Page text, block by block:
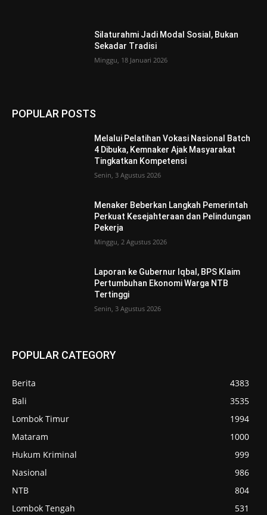
Silaturahmi Jadi Modal Sosial, Bukan
Sekadar Tradisi
Minggu, 18 Januari 2026
POPULAR POSTS
Melalui Pelatihan Vokasi Nasional Batch
4 Dibuka, Kemnaker Ajak Masyarakat
Tingkatkan Kompetensi
Senin, 3 Agustus 2026
Menaker Beberkan Langkah Pemerintah
Perkuat Kesejahteraan dan Pelindungan
Pekerja
Minggu, 2 Agustus 2026
Laporan ke Gubernur Iqbal, BPS Klaim
Pertumbuhan Ekonomi Warga NTB
Tertinggi
Senin, 3 Agustus 2026
POPULAR CATEGORY
Berita
4383
Bali
3535
Lombok Timur
1994
Mataram
1000
Hukum Kriminal
999
Nasional
986
NTB
804
Lombok Tengah
531